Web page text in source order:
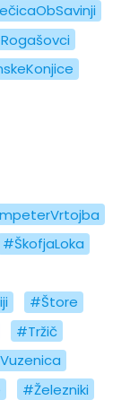
#ŠkofjaLoka
#Štore
#Tržič
#Železniki